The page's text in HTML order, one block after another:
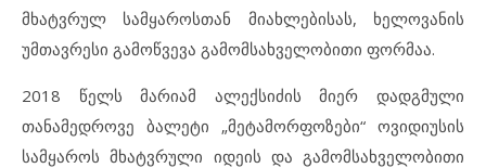
მხატვრულ სამყაროსთან მიახლებისას, ხელოვანის
უმთავრესი გამოწვევა გამომსახველობითი ფორმაა.
2018 წელს მარიამ ალექსიძის მიერ დადგმული
თანამედროვე ბალეტი „მეტამორფოზები“ ოვიდიუსის
სამყაროს მხატვრული იდეის და გამომსახველობითი